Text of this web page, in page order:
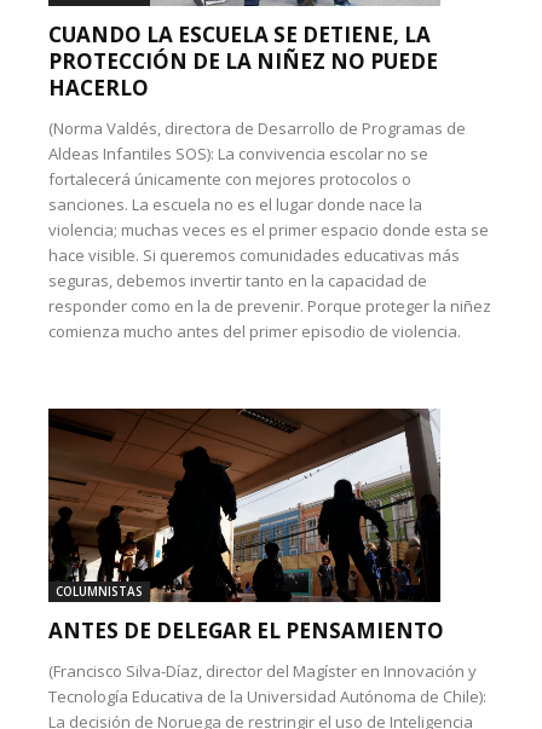
CUANDO LA ESCUELA SE DETIENE, LA
PROTECCIÓN DE LA NIÑEZ NO PUEDE
HACERLO
(Norma Valdés, directora de Desarrollo de Programas de
Aldeas Infantiles SOS): La convivencia escolar no se
fortalecerá únicamente con mejores protocolos o
sanciones. La escuela no es el lugar donde nace la
violencia; muchas veces es el primer espacio donde esta se
hace visible. Si queremos comunidades educativas más
seguras, debemos invertir tanto en la capacidad de
responder como en la de prevenir. Porque proteger la niñez
comienza mucho antes del primer episodio de violencia.
COLUMNISTAS
ANTES DE DELEGAR EL PENSAMIENTO
(Francisco Silva-Díaz, director del Magíster en Innovación y
Tecnología Educativa de la Universidad Autónoma de Chile):
La decisión de Noruega de restringir el uso de Inteligencia